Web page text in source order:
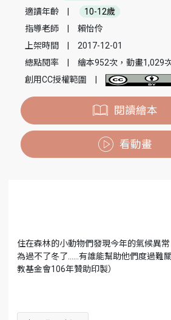
適讀年齡
10-12歲
指導老師
賴怡伶
上架時間
2017-12-01
總點閱率
繪本952次，動畫1,029
創用CC授權範圍
閱讀繪本
看動畫
住在森林的小動物們發現今年的氣候異
為過不了冬了……有誰能幫助他們度過難
教基金會106年贊助印製）